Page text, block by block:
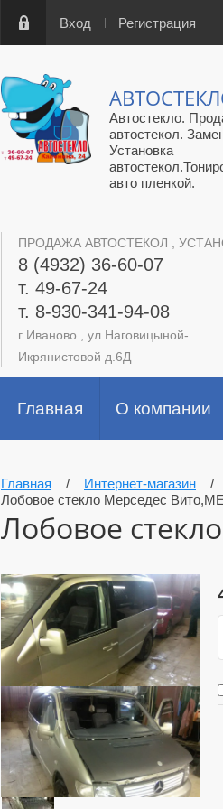
Вход Регистрация
Автостекло.
автостекол.
Установка
авто пленкой.
ПРОДАЖА АВТОСТЕКОЛ ,
8 (4932) 36-60-07
т. 49-67-24
т. 8-930-341-94-08
г Иваново , ул Наговицыной-
Икрянистовой д.6Д
Главная О компании
Главная / Интернет-магазин /
Лобовое стекло Мерседес
Лобовое